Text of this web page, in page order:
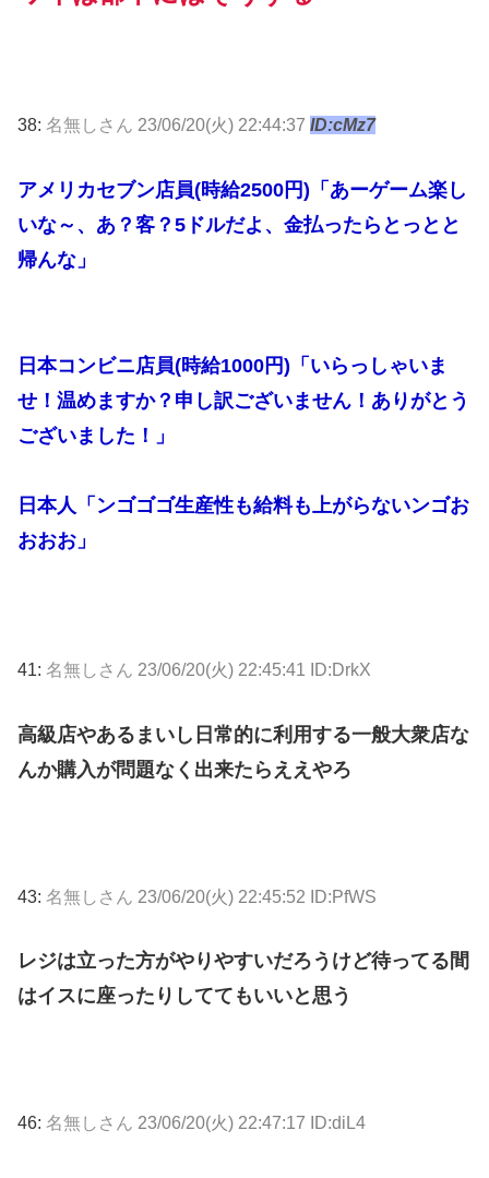
38: 名無しさん 23/06/20(火) 22:44:37 ID:cMz7
アメリカセブン店員(時給2500円)「あーゲーム楽し
いな～、あ？客？5ドルだよ、金払ったらとっとと
帰んな」
日本コンビニ店員(時給1000円)「いらっしゃいま
せ！温めますか？申し訳ございません！ありがとう
ございました！」
日本人「ンゴゴゴ生産性も給料も上がらないンゴお
おおお」
41: 名無しさん 23/06/20(火) 22:45:41 ID:DrkX
高級店やあるまいし日常的に利用する一般大衆店な
んか購入が問題なく出来たらええやろ
43: 名無しさん 23/06/20(火) 22:45:52 ID:PfWS
レジは立った方がやりやすいだろうけど待ってる間
はイスに座ったりしててもいいと思う
46: 名無しさん 23/06/20(火) 22:47:17 ID:diL4